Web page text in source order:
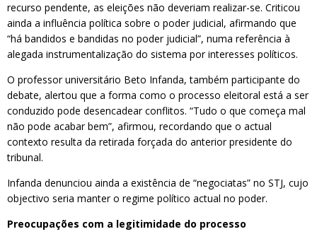
recurso pendente, as eleições não deveriam realizar-se. Criticou
ainda a influência política sobre o poder judicial, afirmando que
“há bandidos e bandidas no poder judicial”, numa referência à
alegada instrumentalização do sistema por interesses políticos.
O professor universitário Beto Infanda, também participante do
debate, alertou que a forma como o processo eleitoral está a ser
conduzido pode desencadear conflitos. “Tudo o que começa mal
não pode acabar bem”, afirmou, recordando que o actual
contexto resulta da retirada forçada do anterior presidente do
tribunal.
Infanda denunciou ainda a existência de “negociatas” no STJ, cujo
objectivo seria manter o regime político actual no poder.
Preocupações com a legitimidade do processo